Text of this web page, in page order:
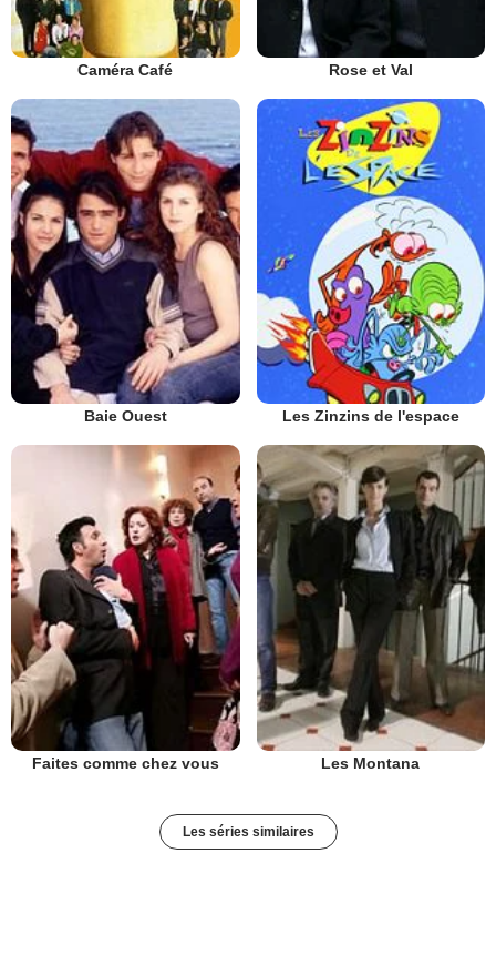
Caméra Café Rose et Val
Baie Ouest Les Zinzins de l'espace
Faites comme chez vous Les Montana
Les séries similaires